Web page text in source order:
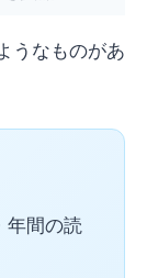
うなものがあ
年間の読